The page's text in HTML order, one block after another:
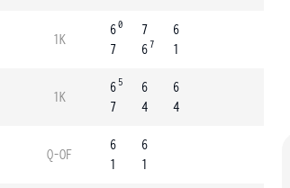
1K
60
7
7
67
6
1
1K
6 5
7
6
4
6
4
Q-OF
6
1
6
1